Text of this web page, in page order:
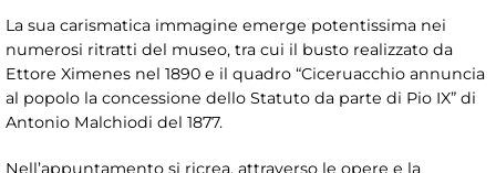
La sua carismatica immagine emerge potentissima nei
numerosi ritratti del museo, tra cui il busto realizzato da
Ettore Ximenes nel 1890 e il quadro “Ciceruacchio annuncia
al popolo la concessione dello Statuto da parte di Pio IX” di
Antonio Malchiodi del 1877.
Nell’appuntamento si ricrea, attraverso le opere e la